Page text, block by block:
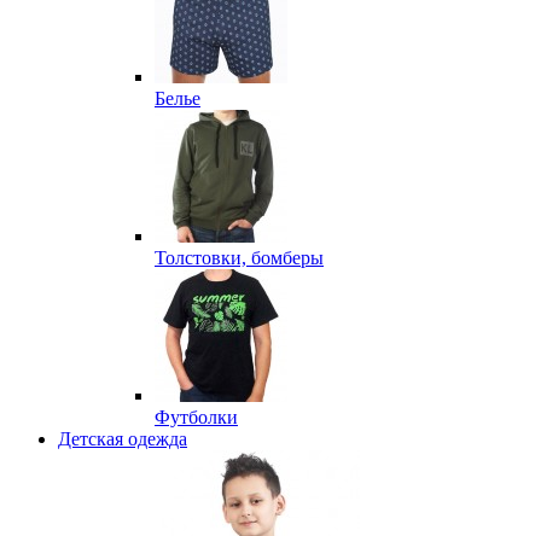
Белье
Толстовки, бомберы
Футболки
Детская одежда